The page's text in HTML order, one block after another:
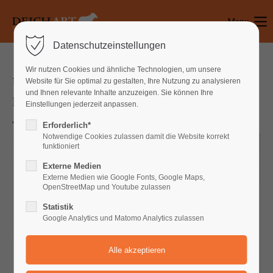
Login
Benutzername
Passwort
Anmelden
Register
Lorem ipsum dolor sit amet:
Menu
UFOS ÜBERM NORDER!
Ein Science-Fiction-Live-Trash-Hörspiel von
Jens Raschke
Datenschutzeinstellungen
Wir nutzen Cookies und ähnliche Technologien, um unsere
Website für Sie optimal zu gestalten, Ihre Nutzung zu analysieren
und Ihnen relevante Inhalte anzuzeigen. Sie können Ihre
Einstellungen jederzeit anpassen.
Erforderlich*
Notwendige Cookies zulassen damit die Website korrekt
funktioniert
Externe Medien
Externe Medien wie Google Fonts, Google Maps,
OpenStreetMap und Youtube zulassen
Statistik
Google Analytics und Matomo Analytics zulassen